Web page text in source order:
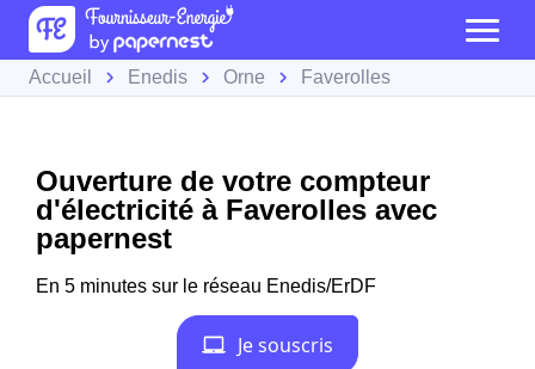
Accueil Enedis Orne Faverolles